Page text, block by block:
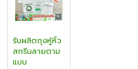
รับผลิตถุงหู้หิ้ว
สกรีนลายตาม
แบบ